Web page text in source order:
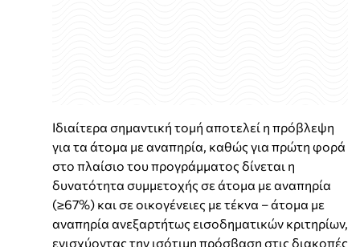
Ιδιαίτερα σημαντική τομή αποτελεί η πρόβλεψη
για τα άτομα με αναπηρία, καθώς για πρώτη φορά
στο πλαίσιο του προγράμματος δίνεται η
δυνατότητα συμμετοχής σε άτομα με αναπηρία
(≥67%) και σε οικογένειες με τέκνα – άτομα με
αναπηρία ανεξαρτήτως εισοδηματικών κριτηρίων,
ενισχύοντας την ισότιμη πρόσβαση στις διακοπές